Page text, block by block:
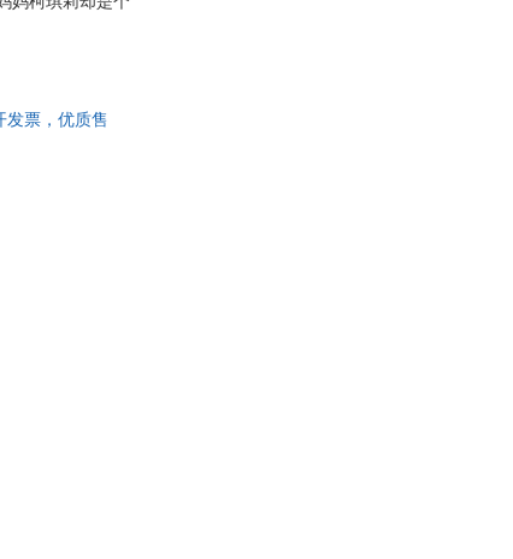
女。可她并不
太麻烦了，没有
发票，优质售